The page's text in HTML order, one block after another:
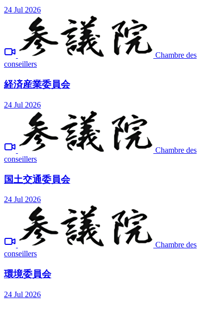
24 Jul 2026
Chambre des
conseillers
経済産業委員会
24 Jul 2026
Chambre des
conseillers
国土交通委員会
24 Jul 2026
Chambre des
conseillers
環境委員会
24 Jul 2026